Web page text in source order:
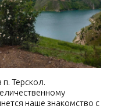
знакомство с
не сможем не
потрясающего
Впереди нас